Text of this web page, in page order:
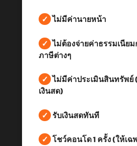
✓ ไม่มีค่านายหน้า
✓ ไม่ต้องจ่ายค่าธรรมเนีย
ภาษีต่างๆ
✓ ไม่มีค่าประเมินสินทรัพย์
เงินสด)
✓ รับเงินสดทันที
✓ โชว์คอนโด 1 ครั้ง (ให้เฉ